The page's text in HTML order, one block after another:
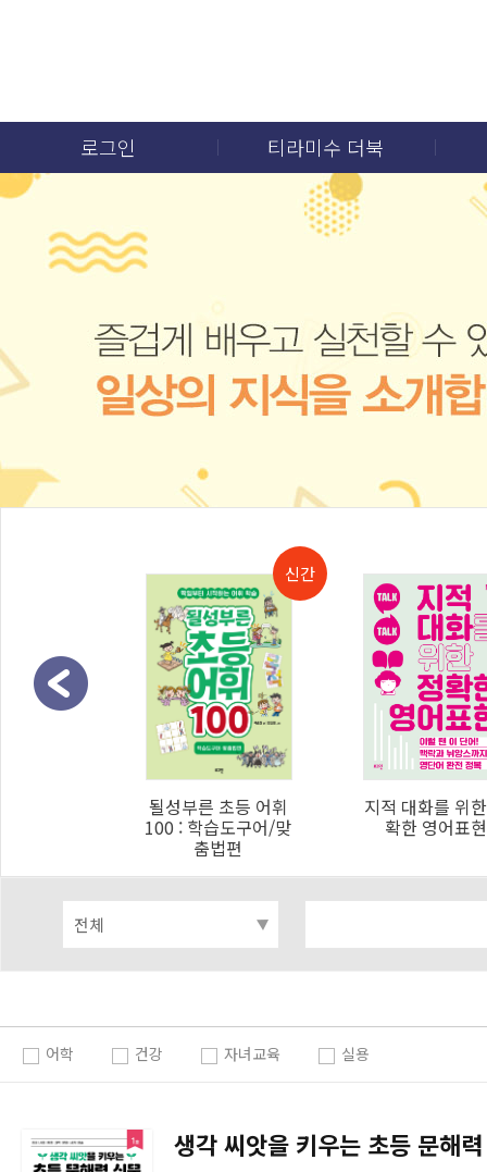
로그인 티라미수 더북
될성부른 초등 어휘
100 : 학습도구어/맞
지적 대화를 위한 정
확한 영어표현
어학 건강 자녀교육 실용
생각 씨앗을 키우는 초등 문해